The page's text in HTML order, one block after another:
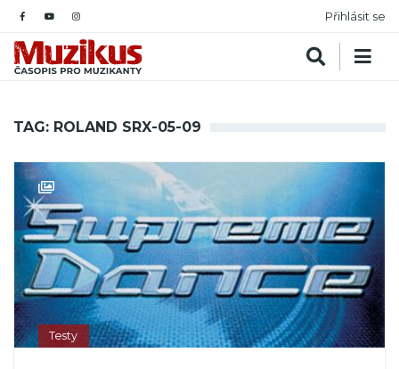
Přihlásit se
TAG: ROLAND SRX-05-09
Testy